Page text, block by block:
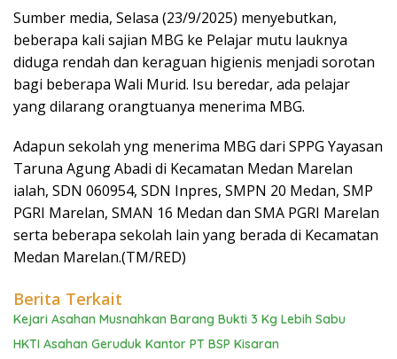
Sumber media, Selasa (23/9/2025) menyebutkan,
beberapa kali sajian MBG ke Pelajar mutu lauknya
diduga rendah dan keraguan higienis menjadi sorotan
bagi beberapa Wali Murid. Isu beredar, ada pelajar
yang dilarang orangtuanya menerima MBG.
Adapun sekolah yng menerima MBG dari SPPG Yayasan
Taruna Agung Abadi di Kecamatan Medan Marelan
ialah, SDN 060954, SDN Inpres, SMPN 20 Medan, SMP
PGRI Marelan, SMAN 16 Medan dan SMA PGRI Marelan
serta beberapa sekolah lain yang berada di Kecamatan
Medan Marelan.(TM/RED)
Berita Terkait
Kejari Asahan Musnahkan Barang Bukti 3 Kg Lebih Sabu
HKTI Asahan Geruduk Kantor PT BSP Kisaran